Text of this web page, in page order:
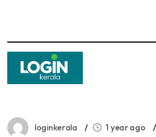
loginkerala 1 year ago